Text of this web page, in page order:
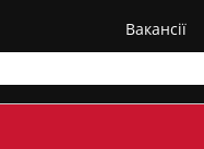
Вакансії